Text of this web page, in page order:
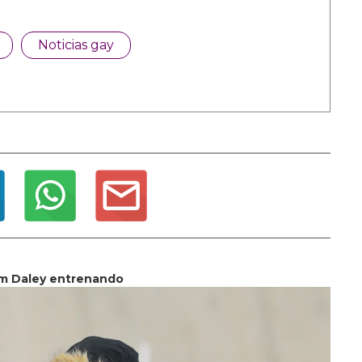
Noticias gay
Daley entrenando